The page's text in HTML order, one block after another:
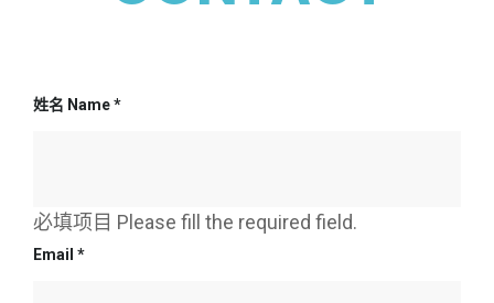
姓名 Name*
必填项目 Please fill the required field.
Email *